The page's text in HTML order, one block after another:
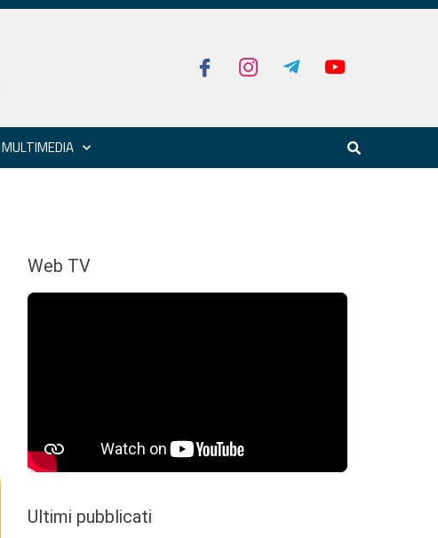
MULTIMEDIA
Web TV
Ultimi pubblicati